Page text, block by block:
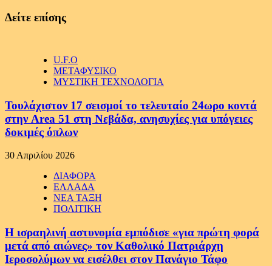
Δείτε επίσης
U.F.O
ΜΕΤΑΦΥΣΙΚΟ
ΜΥΣΤΙΚΗ ΤΕΧΝΟΛΟΓΙΑ
Τουλάχιστον 17 σεισμοί το τελευταίο 24ωρο κοντά
στην Area 51 στη Νεβάδα, ανησυχίες για υπόγειες
δοκιμές όπλων
30 Απριλίου 2026
ΔΙΑΦΟΡΑ
ΕΛΛΑΔΑ
ΝΕΑ ΤΑΞΗ
ΠΟΛΙΤΙΚΗ
Η ισραηλινή αστυνομία εμπόδισε «για πρώτη φορά
μετά από αιώνες» τον Καθολικό Πατριάρχη
Ιεροσολύμων να εισέλθει στον Πανάγιο Τάφο